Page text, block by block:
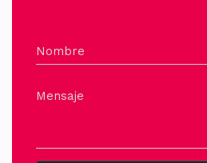
Nombre
Mensaje